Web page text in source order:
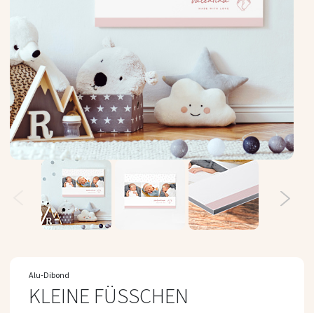
Anfang
Bildergalerie
Alu-Dibond
KLEINE FÜSSCHEN